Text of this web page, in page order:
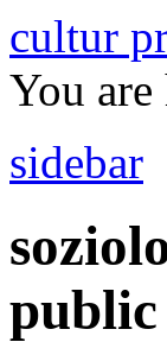
cultur
You are
sidebar
public